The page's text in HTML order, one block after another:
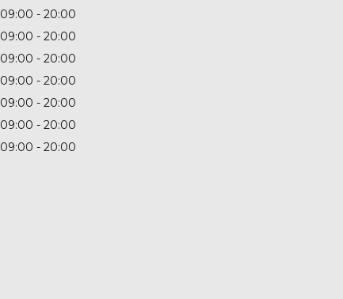
09:00
20:00
09:00
20:00
09:00
20:00
09:00
20:00
09:00
20:00
09:00
20:00
09:00 20:00